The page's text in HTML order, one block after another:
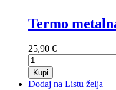
Termo
25,90 €
Kupi
Dodaj na Listu želja